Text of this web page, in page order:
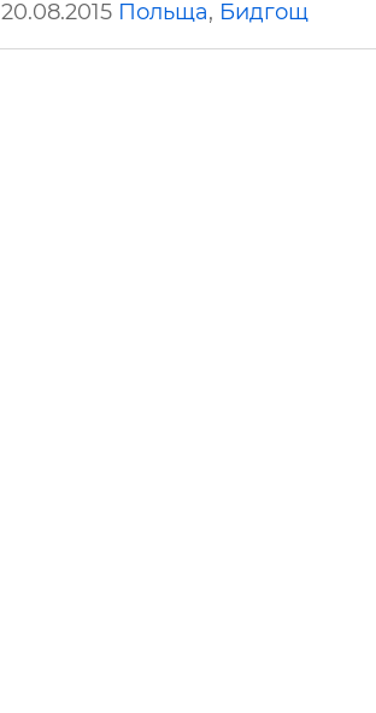
Будівельні і ремонтні послуги
20.08.2015 Польща, Бидгощ